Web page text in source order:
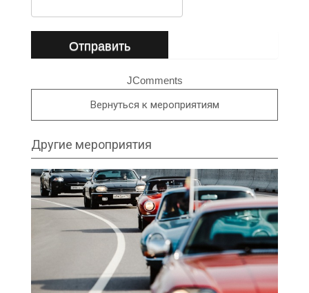
Отправить
JComments
Вернуться к мероприятиям
Другие мероприятия